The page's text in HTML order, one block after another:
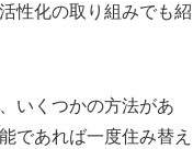
性化の取り組みでも紹
いくつかの方法があ
であれば一度住み替え